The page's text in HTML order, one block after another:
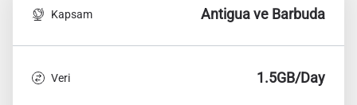
Kapsam Antigua ve Barbuda
Veri 1.5GB/Day